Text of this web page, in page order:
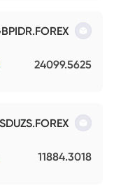
24099.5625
11884.3018